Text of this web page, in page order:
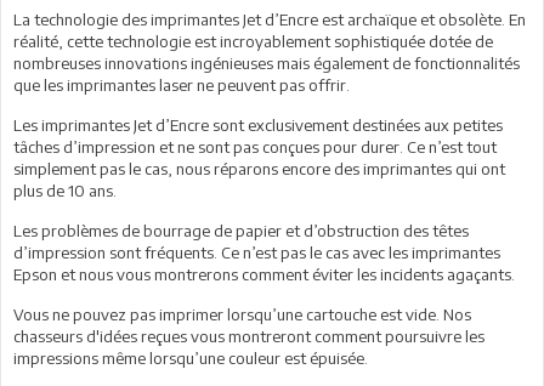
La technologie des imprimantes Jet d’Encre est archaïque et obsolète. En
réalité, cette technologie est incroyablement sophistiquée dotée de
nombreuses innovations ingénieuses mais également de fonctionnalités
que les imprimantes laser ne peuvent pas offrir.
Les imprimantes Jet d’Encre sont exclusivement destinées aux petites
tâches d’impression et ne sont pas conçues pour durer. Ce n’est tout
simplement pas le cas, nous réparons encore des imprimantes qui ont
plus de 10 ans.
Les problèmes de bourrage de papier et d’obstruction des têtes
d’impression sont fréquents. Ce n’est pas le cas avec les imprimantes
Epson et nous vous montrerons comment éviter les incidents agaçants.
Vous ne pouvez pas imprimer lorsqu’une cartouche est vide. Nos
chasseurs d'idées reçues vous montreront comment poursuivre les
impressions même lorsqu’une couleur est épuisée.